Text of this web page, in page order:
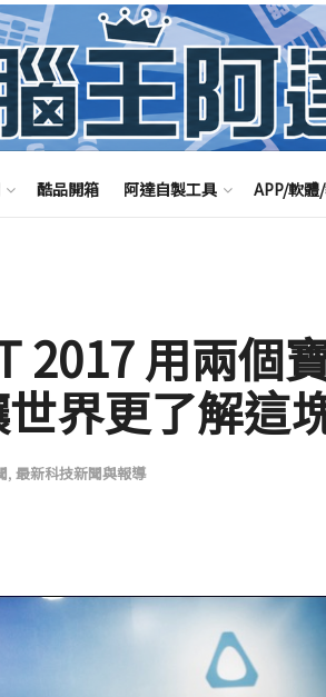
酷品開箱 阿達自製工具 APP/軟體
2017 用兩個
界更了解這
, 最新科技新聞與報導